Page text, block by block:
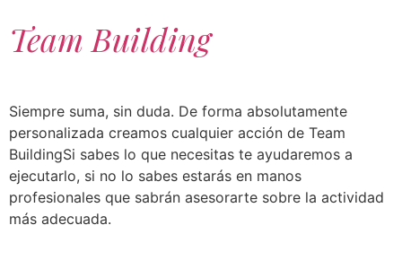
Team Building
Siempre suma, sin duda. De forma absolutamente
personalizada creamos cualquier acción de Team
BuildingSi sabes lo que necesitas te ayudaremos a
ejecutarlo, si no lo sabes estarás en manos
profesionales que sabrán asesorarte sobre la actividad
más adecuada.